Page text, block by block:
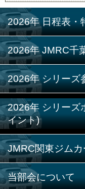
2026年 日程表・
2026年 JMRC千
2026年 シリーズ
2026年 シリー
イント)
JMRC関東ジム
当部会について